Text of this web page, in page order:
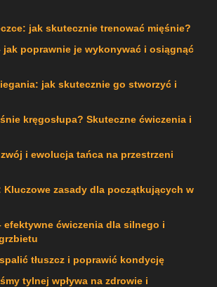
jak skutecznie trenować mięśnie?
jak poprawnie je wykonywać i osiągnąć
jak skutecznie go stworzyć i
kręgosłupa? Skuteczne ćwiczenia i
i ewolucja tańca na przestrzeni
Kluczowe zasady dla początkujących w
efektywne ćwiczenia dla silnego i
tłuszcz i poprawić kondycję
tylnej wpływa na zdrowie i